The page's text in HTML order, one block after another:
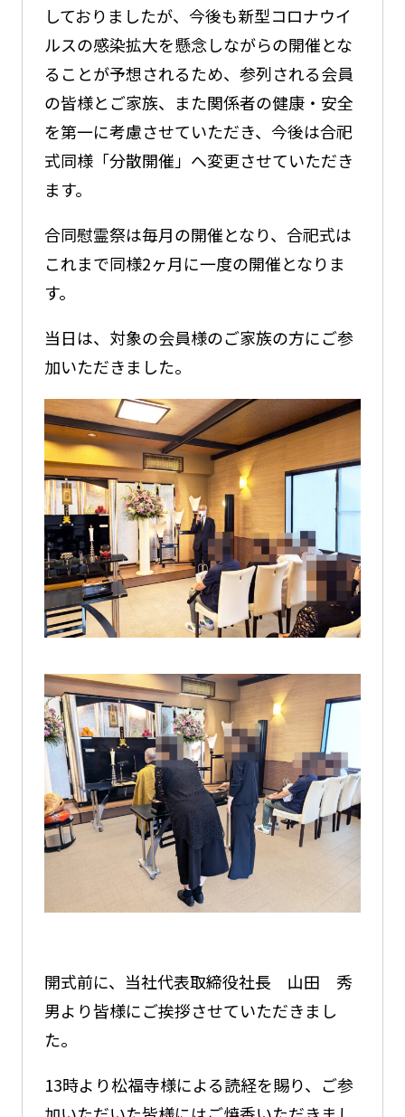
しておりましたが、今後も新型コロナウイ
ルスの感染拡大を懸念しながらの開催とな
ることが予想されるため、参列される会員
の皆様とご家族、また関係者の健康・安全
を第一に考慮させていただき、今後は合祀
式同様「分散開催」へ変更させていただき
ます。
合同慰霊祭は毎月の開催となり、合祀式は
これまで同様2ヶ月に一度の開催となりま
す。
当日は、対象の会員様のご家族の方にご参
加いただきました。
開式前に、当社代表取締役社長 山田 秀
男より皆様にご挨拶させていただきまし
た。
13時より松福寺様による読経を賜り、ご参